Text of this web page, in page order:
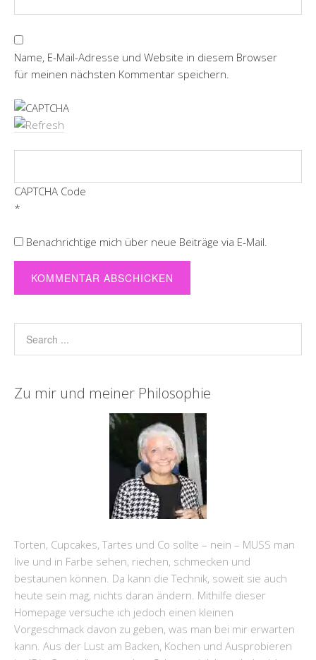
Name, E-Mail-Adresse und Website in diesem Browser
für meinen nächsten Kommentar speichern.
CAPTCHA Code
*
Benachrichtige mich über neue Beiträge via E-Mail.
Zu mir und meiner Philosophie
Torten, Cupcakes, Tartes und Co sollte – nein – MUSS man
live und in Farbe sehen, riechen, schmecken und
bestaunen können. Da kann die Technik, soweit sie auch
heute sein mag, nichts daran ändern. Mithilfe dieser
Homepage versuche ich jedoch einen kleinen
Vorgeschmack davon zu geben, was man bei mir erwarten
kann. Aus der Lust am Backen, Kochen und Ausprobieren